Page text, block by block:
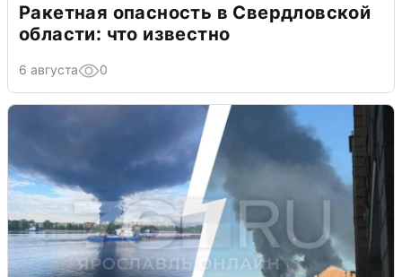
Ракетная опасность в Свердловской
области: что известно
6 августа 0